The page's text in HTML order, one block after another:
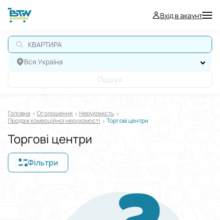
Вхід в акаунт
КВАРТИРА
Вся Україна
Пошук
Головна Оголошення
Нерухомiсть
Продаж комерційної нерухомості
Торгові центри
Торгові центри
Фільтри